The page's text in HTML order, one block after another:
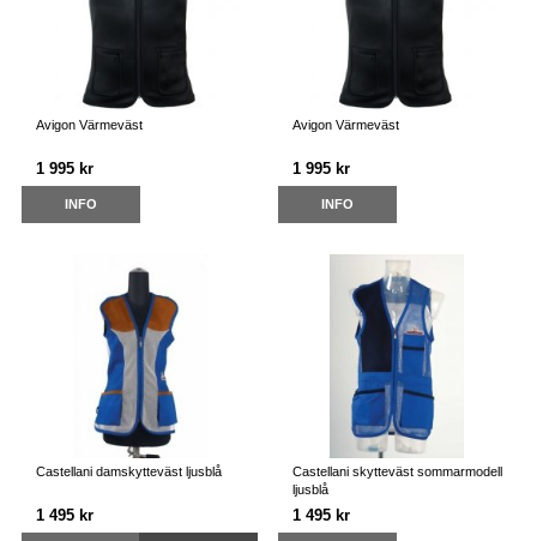
Avigon Värmeväst
1 995 kr
INFO
Avigon Värmeväst
1 995 kr
INFO
Castellani damskytteväst ljusblå
1 495 kr
Castellani skytteväst sommarmodell
ljusblå
1 495 kr